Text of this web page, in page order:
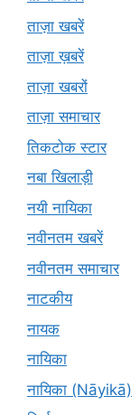
ताज़ा खबरें
ताज़ा ख़बरें
ताज़ा खबरों
ताज़ा समाचार
तिकटोक स्टार
नबा खिलाड़ी
नयी नायिका
नवीनतम खबरें
नवीनतम समाचार
नाटकीय
नायक
नायिका
नायिका (Nāyikā)